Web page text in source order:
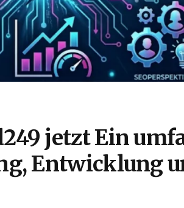
jetzt Ein
Entwicklung